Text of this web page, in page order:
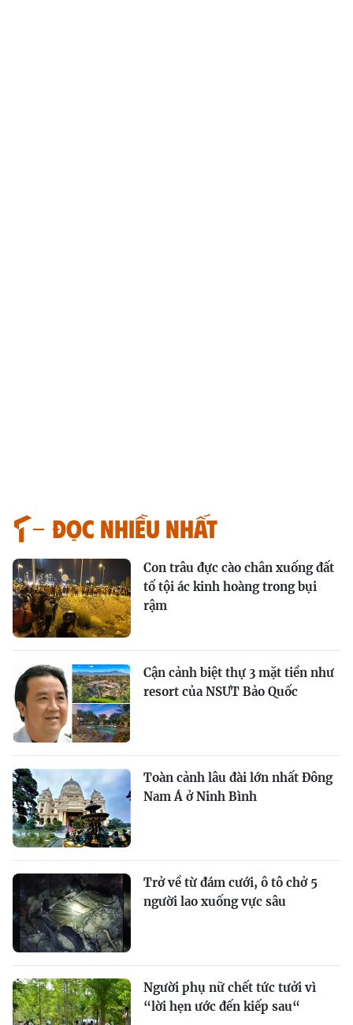
Đọc nhiều nhất
Con trâu đực cào chân xuống đất
tố tội ác kinh hoàng trong bụi
rậm
Cận cảnh biệt thự 3 mặt tiền như
resort của NSƯT Bảo Quốc
Toàn cảnh lâu đài lớn nhất Đông
Nam Á ở Ninh Bình
Trở về từ đám cưới, ô tô chở 5
người lao xuống vực sâu
Người phụ nữ chết tức tưởi vì
“lời hẹn ước đến kiếp sau“